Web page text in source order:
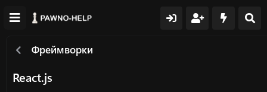
Фреймворки
React.js